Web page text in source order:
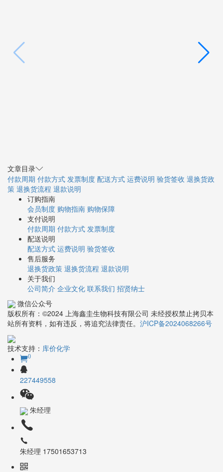
文章目录
付款周期 付款方式 发票制度 配送方式 运费说明 验货签收 退换货政
策 退换货流程 退款说明
订购指南
会员制度 购物指南 购物保障
支付说明
付款周期 付款方式 发票制度
配送说明
配送方式 运费说明 验货签收
售后服务
退换货政策 退换货流程 退款说明
关于我们
公司简介 企业文化 联系我们 招贤纳士
微信公众号
版权所有：©2024 上海鑫圭生物科技有限公司 未经授权禁止拷贝本
站所有资料，如有违反，将追究法律责任。 沪ICP备2024068266号
技术支持： 库价化学
0
227449558
朱经理
朱经理 17501653713